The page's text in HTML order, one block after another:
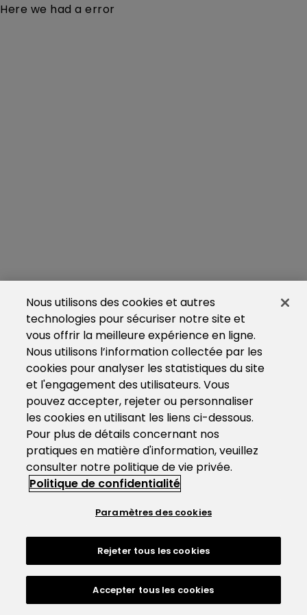
Here we had a error
Nous utilisons des cookies et autres
technologies pour sécuriser notre site et
vous offrir la meilleure expérience en ligne.
Nous utilisons l’information collectée par les
cookies pour analyser les statistiques du site
et l'engagement des utilisateurs. Vous
pouvez accepter, rejeter ou personnaliser
les cookies en utilisant les liens ci-dessous.
Pour plus de détails concernant nos
pratiques en matière d'information, veuillez
consulter notre politique de vie privée.
Politique de confidentialité
Paramètres des cookies
Rejeter tous les cookies
Accepter tous les cookies